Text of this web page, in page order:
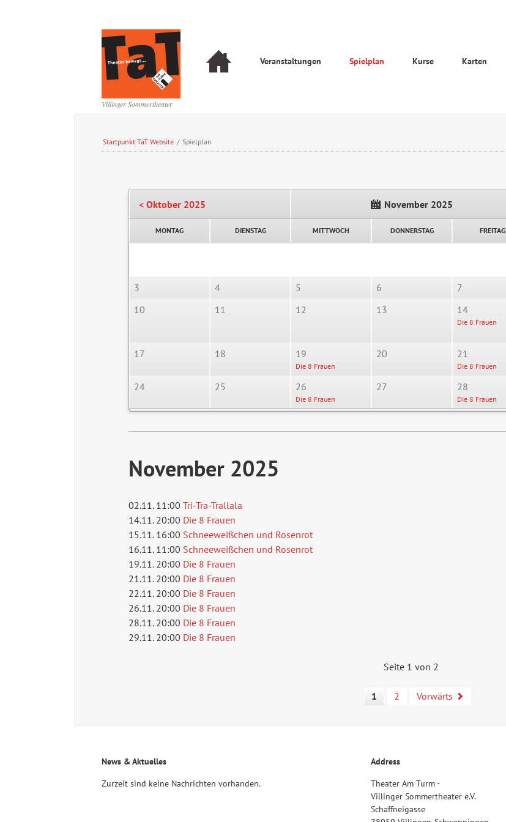
Villinger Sommertheater
Navigation
überspringen
Veranstaltungen Spielplan Kurse Karten
Startpunkt TaT Website / Spielplan
< Oktober 2025 November 2025
MONTAG DIENSTAG MITTWOCH DONNERSTAG FREITAG
3 4 5 6 7
10
11 12 13 14
Die 8 Frauen
17 18 19
Die 8 Frauen
20 21
Die 8 Frauen
24 25 26
Die 8 Frauen
27 28
Die 8 Frauen
November 2025
02.11. 11:00 Tri-Tra-Trallala
14.11. 20:00 Die 8 Frauen
15.11. 16:00 Schneeweißchen und Rosenrot
16.11. 11:00 Schneeweißchen und Rosenrot
19.11. 20:00 Die 8 Frauen
21.11. 20:00 Die 8 Frauen
22.11. 20:00 Die 8 Frauen
26.11. 20:00 Die 8 Frauen
28.11. 20:00 Die 8 Frauen
29.11. 20:00 Die 8 Frauen
Seite 1 von 2
1 2 Vorwärts
News & Aktuelles
Zurzeit sind keine Nachrichten vorhanden.
Address
Theater Am Turm -
Villinger Sommertheater e.V.
Schaffneigasse